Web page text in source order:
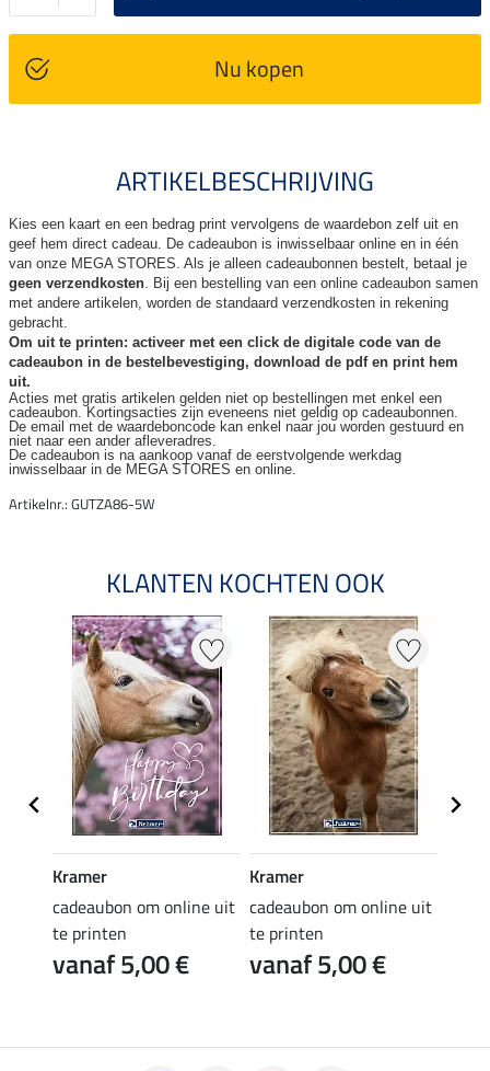
Nu kopen
ARTIKELBESCHRIJVING
Kies een kaart en een bedrag print vervolgens de waardebon zelf uit en
geef hem direct cadeau. De cadeaubon is inwisselbaar online en in één
van onze MEGA STORES. Als je alleen cadeaubonnen bestelt, betaal je
geen verzendkosten. Bij een bestelling van een online cadeaubon samen
met andere artikelen, worden de standaard verzendkosten in rekening
gebracht.
Om uit te printen: activeer met een click de digitale code van de
cadeaubon in de bestelbevestiging, download de pdf en print hem
uit.
Acties met gratis artikelen gelden niet op bestellingen met enkel een
cadeaubon. Kortingsacties zijn eveneens niet geldig op cadeaubonnen.
De email met de waardeboncode kan enkel naar jou worden gestuurd en
niet naar een ander afleveradres.
De cadeaubon is na aankoop vanaf de eerstvolgende werkdag
inwisselbaar in de MEGA STORES en online.
Artikelnr.: GUTZA86-5W
KLANTEN KOCHTEN OOK
Kramer
cadeaubon om online uit
te printen
vanaf 5,00 €
Kramer
cadeaubon om online uit
te printen
vanaf 5,00 €